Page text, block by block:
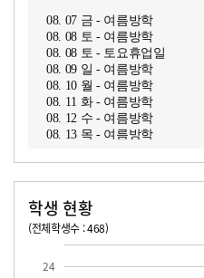
08. 07 금 - 여름방학
08. 08 토 - 여름방학
08. 08 토 - 토요휴업일
08. 09 일 - 여름방학
08. 10 월 - 여름방학
08. 11 화 - 여름방학
08. 12 수 - 여름방학
08. 13 목 - 여름방학
학생 현황
(전체학생수 : 468)
24